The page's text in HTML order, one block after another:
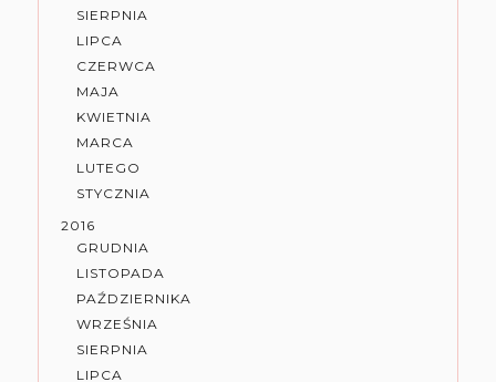
SIERPNIA
LIPCA
CZERWCA
MAJA
KWIETNIA
MARCA
LUTEGO
STYCZNIA
2016
GRUDNIA
LISTOPADA
PAŹDZIERNIKA
WRZEŚNIA
SIERPNIA
LIPCA